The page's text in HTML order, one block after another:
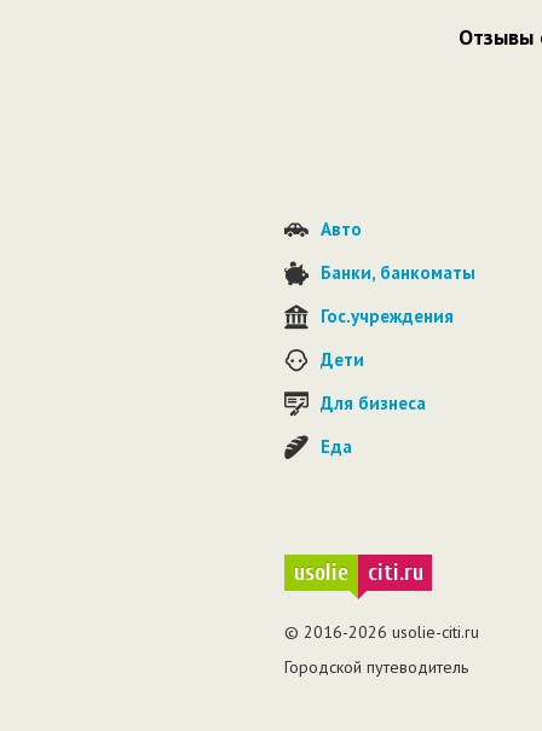
Отзывы
Авто
Банки, банкоматы
Гос.учреждения
Дети
Для бизнеса
Еда
usolie citi.ru
© 2016-2026 usolie-citi.ru
Городской путеводитель